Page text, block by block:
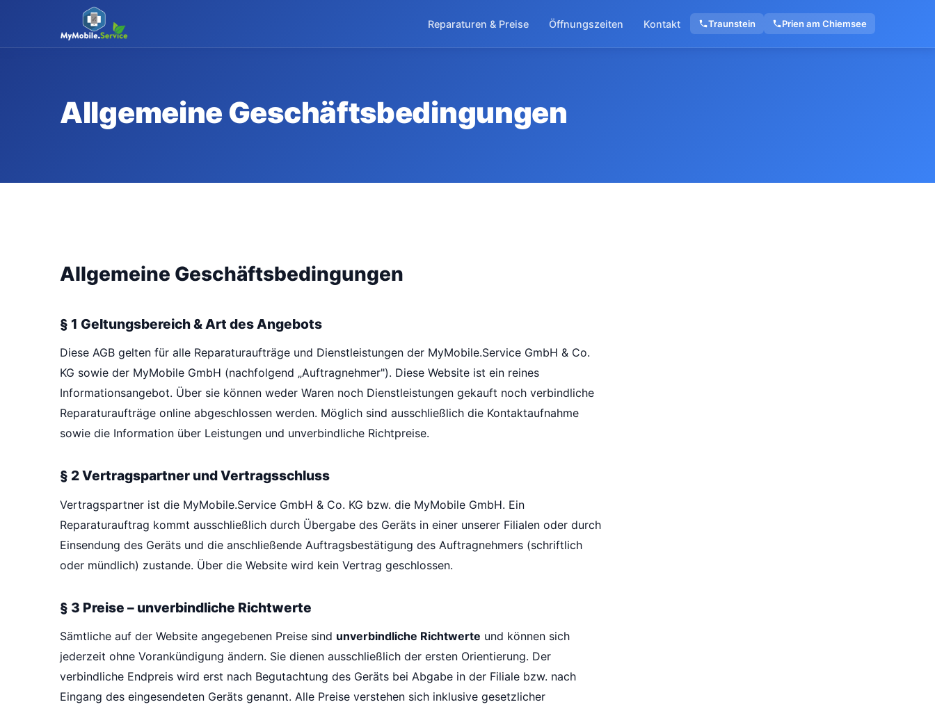
MyMobile.Service
Reparaturen & Preise Öffnungszeiten Kontakt Traunstein Prien am Chiemsee
Allgemeine Geschäftsbedingungen
Allgemeine Geschäftsbedingungen
§ 1 Geltungsbereich & Art des Angebots
Diese AGB gelten für alle Reparaturaufträge und Dienstleistungen der MyMobile.Service GmbH & Co.
KG sowie der MyMobile GmbH (nachfolgend „Auftragnehmer"). Diese Website ist ein reines
Informationsangebot. Über sie können weder Waren noch Dienstleistungen gekauft noch verbindliche
Reparaturaufträge online abgeschlossen werden. Möglich sind ausschließlich die Kontaktaufnahme
sowie die Information über Leistungen und unverbindliche Richtpreise.
§ 2 Vertragspartner und Vertragsschluss
Vertragspartner ist die MyMobile.Service GmbH & Co. KG bzw. die MyMobile GmbH. Ein
Reparaturauftrag kommt ausschließlich durch Übergabe des Geräts in einer unserer Filialen oder durch
Einsendung des Geräts und die anschließende Auftragsbestätigung des Auftragnehmers (schriftlich
oder mündlich) zustande. Über die Website wird kein Vertrag geschlossen.
§ 3 Preise – unverbindliche Richtwerte
Sämtliche auf der Website angegebenen Preise sind unverbindliche Richtwerte und können sich
jederzeit ohne Vorankündigung ändern. Sie dienen ausschließlich der ersten Orientierung. Der
verbindliche Endpreis wird erst nach Begutachtung des Geräts bei Abgabe in der Filiale bzw. nach
Eingang des eingesendeten Geräts genannt. Alle Preise verstehen sich inklusive gesetzlicher